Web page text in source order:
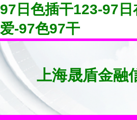
97日色插干123-97
爱-97色97干
上海晟盾金融